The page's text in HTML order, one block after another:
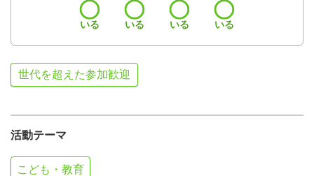
いる いる いる いる
世代を超えた参加歓迎
活動テーマ
こども・教育